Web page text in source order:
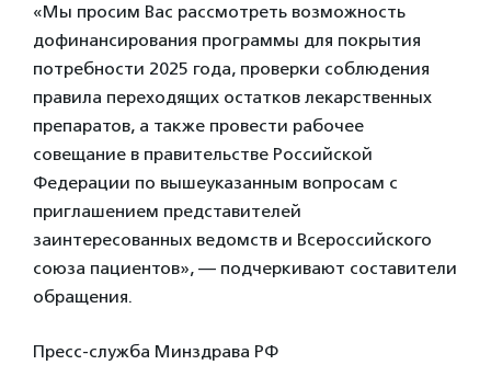
«Мы просим Вас рассмотреть возможность
дофинансирования программы для покрытия
потребности 2025 года, проверки соблюдения
правила переходящих остатков лекарственных
препаратов, а также провести рабочее
совещание в правительстве Российской
Федерации по вышеуказанным вопросам с
приглашением представителей
заинтересованных ведомств и Всероссийского
союза пациентов», — подчеркивают составители
обращения.
Пресс-служба Минздрава РФ